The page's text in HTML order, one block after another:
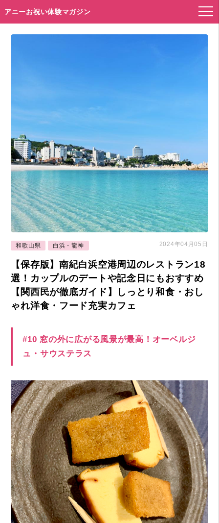
アニーお祝い体験マガジン
和歌山県 白浜・龍神 2024年04月05日
【保存版】南紀白浜空港周辺のレストラン18
選！カップルのデートや記念日にもおすすめ
【関西民が徹底ガイド】しっとり和食・おし
ゃれ洋食・フード充実カフェ
#10 窓の外に広がる風景が最高！オーベルジ
ュ・サウステラス